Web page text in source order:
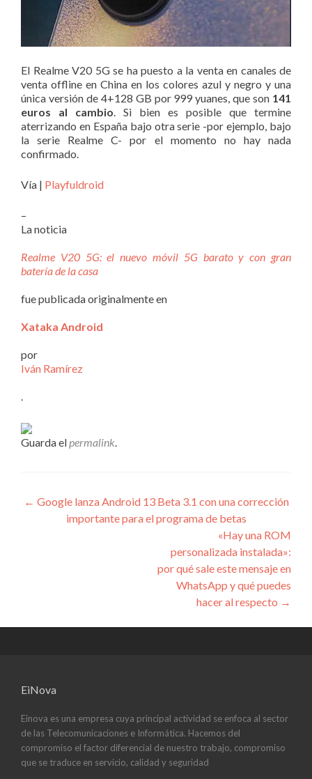
El Realme V20 5G se ha puesto a la venta en canales de
venta offline en China en los colores azul y negro y una
única versión de 4+128 GB por 999 yuanes, que son 141
euros al cambio. Si bien es posible que termine
aterrizando en España bajo otra serie -por ejemplo, bajo
la serie Realme C- por el momento no hay nada
confirmado.
Vía | Playfuldroid
–
La noticia
Realme V20 5G: el nuevo móvil 5G barato y con gran
batería de la casa
fue publicada originalmente en
Xataka Android
por
Iván Ramírez
.
Guarda elpermalink.
Navegación
← Google lanza Android 13 Beta 3.1 con una corrección
importante para el programa de betas
«Hay una ROM
personalizada instalada»:
por qué sale este mensaje en
WhatsApp y qué puedes
hacer al respecto →
EiNova
Einova es una empresa cuya principal actividad se enfoca al sector
de las Telecomunicaciones e Informática. Hacemos del
compromiso el factor diferencial de nuestro trabajo, compromiso
que se traduce en servicio, calidad y seguridad